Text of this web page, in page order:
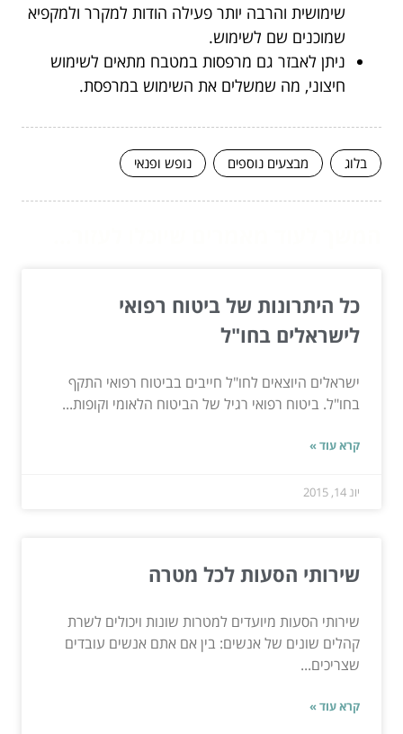
שימושית והרבה יותר פעילה הודות למקרר ולמקפיא
שמוכנים שם לשימוש.
ניתן לאבזר גם מרפסות במטבח מתאים לשימוש
חיצוני, מה שמשלים את השימוש במרפסת.
בלוג מבצעים נוספים נופש ופנאי
כל היתרונות של ביטוח רפואי
לישראלים בחו"ל
ישראלים היוצאים לחו"ל חייבים בביטוח רפואי התקף
בחו"ל. ביטוח רפואי רגיל של הביטוח הלאומי וקופות...
קרא עוד »
יונ 14, 2015
שירותי הסעות לכל מטרה
שירותי הסעות מיועדים למטרות שונות ויכולים לשרת
קהלים שונים של אנשים: בין אם אתם אנשים עובדים
שצריכים...
קרא עוד »